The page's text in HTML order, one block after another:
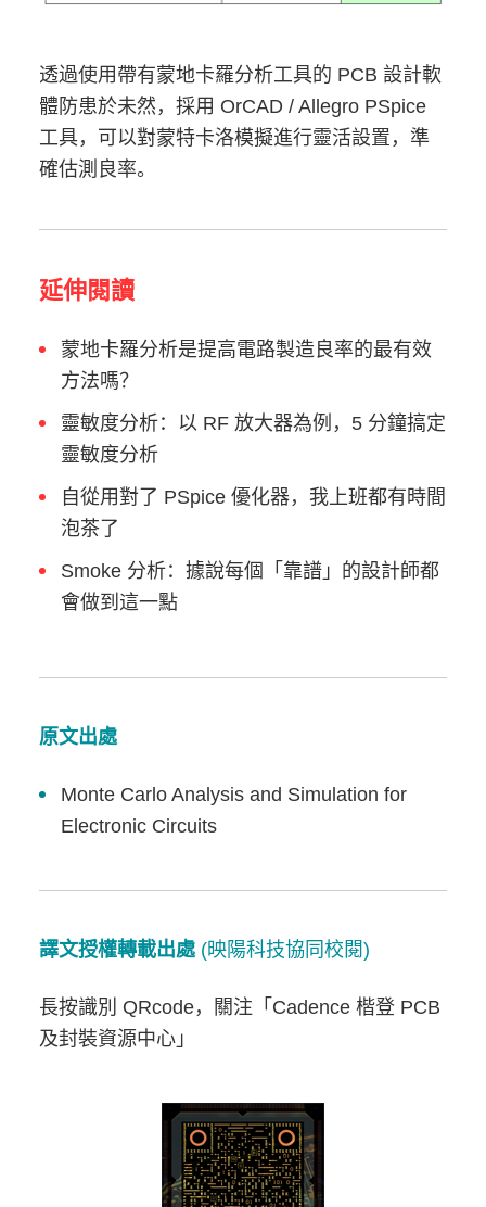
透過使用帶有蒙地卡羅分析工具的 PCB 設計軟
體防患於未然，採用 OrCAD / Allegro PSpice
工具，可以對蒙特卡洛模擬進行靈活設置，準
確估測良率。
延伸閱讀
蒙地卡羅分析是提高電路製造良率的最有效
方法嗎？
靈敏度分析：以 RF 放大器為例，5 分鐘搞定
靈敏度分析
自從用對了 PSpice 優化器，我上班都有時間
泡茶了
Smoke 分析：據說每個「靠譜」的設計師都
會做到這一點
原文出處
Monte Carlo Analysis and Simulation for
Electronic Circuits
譯文授權轉載出處 (映陽科技協同校閱)
長按識別 QRcode，關注「Cadence 楷登 PCB
及封裝資源中心」